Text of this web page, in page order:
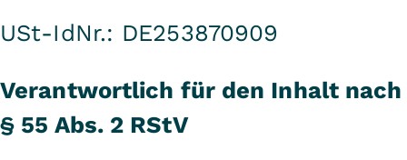
USt-IdNr.: DE253870909
Verantwortlich für den Inhalt nach
§ 55 Abs. 2 RStV